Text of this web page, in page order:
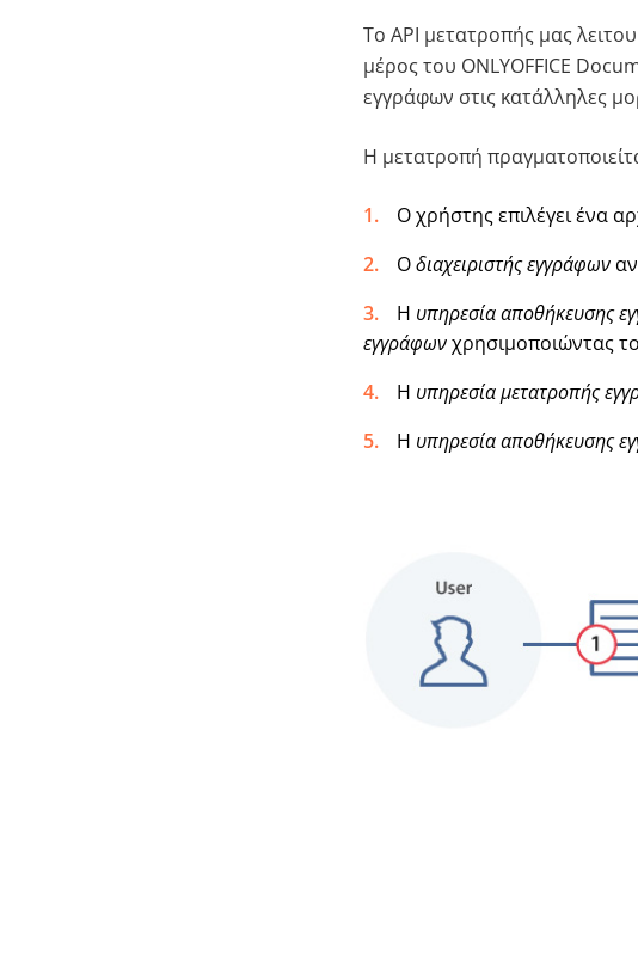
Το API μετατροπής μας
μέρος του ONLYOFFICE
εγγράφων στις κατάλληλες
Η μετατροπή
Ο χρήστης επιλέγει ένα
Οδιαχειριστής εγγράφων
Η υπηρεσία αποθήκευσης
εγγράφωνχρησιμοποιώντας
Η υπηρεσία μετατροπής
Η υπηρεσία αποθήκευσης